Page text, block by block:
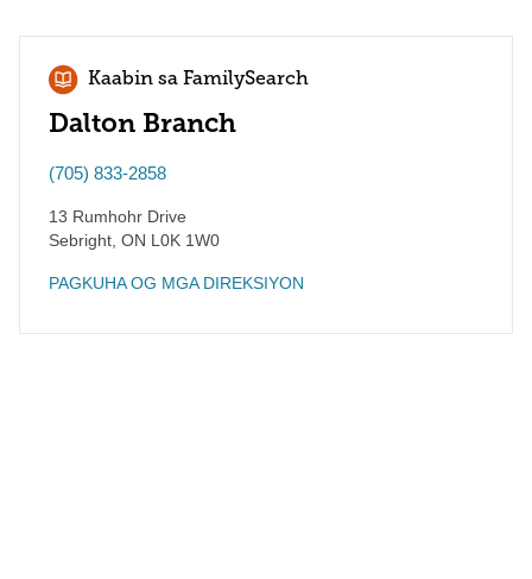
Kaabin sa FamilySearch
Dalton Branch
(705) 833-2858
13 Rumhohr Drive
Sebright ON L0K 1W0
PAGKUHA OG MGA DIREKSIYON